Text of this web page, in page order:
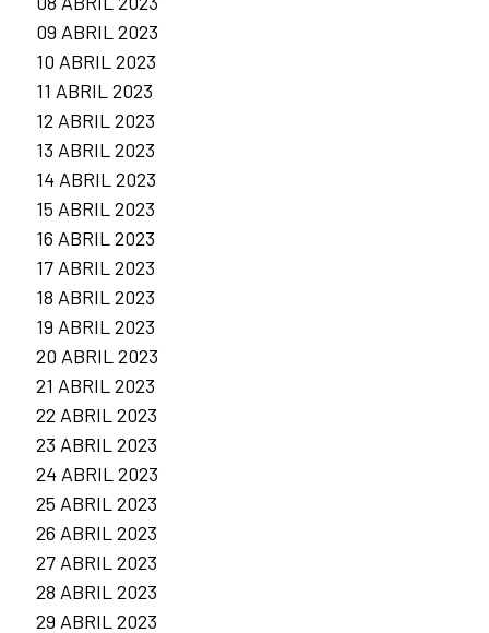
09 ABRIL 2023
10 ABRIL 2023
11 ABRIL 2023
12 ABRIL 2023
13 ABRIL 2023
14 ABRIL 2023
15 ABRIL 2023
16 ABRIL 2023
17 ABRIL 2023
18 ABRIL 2023
19 ABRIL 2023
20 ABRIL 2023
21 ABRIL 2023
22 ABRIL 2023
23 ABRIL 2023
24 ABRIL 2023
25 ABRIL 2023
26 ABRIL 2023
27 ABRIL 2023
28 ABRIL 2023
29 ABRIL 2023